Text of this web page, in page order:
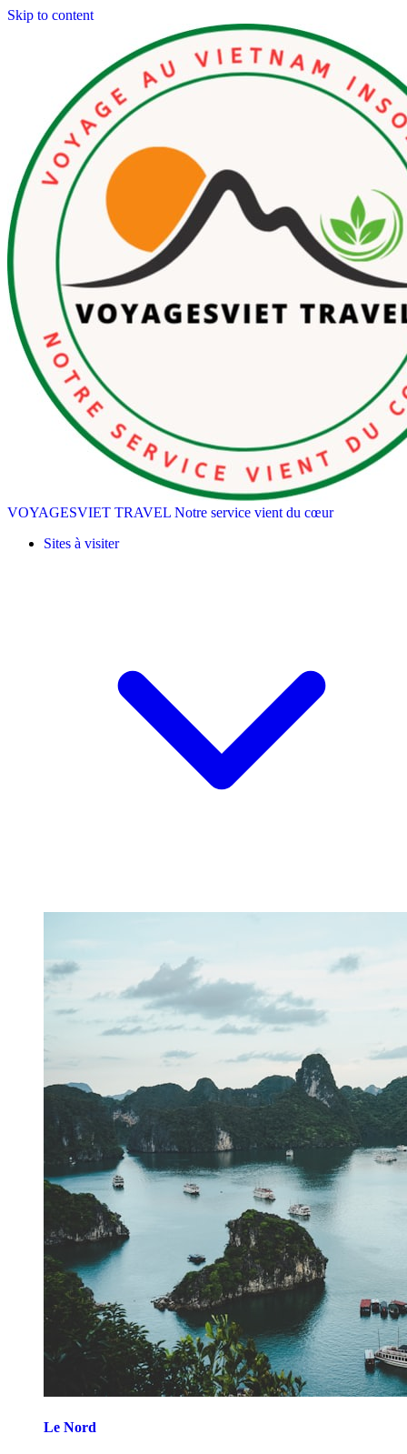
Skip to content
VOYAGESVIET TRAVEL Notre service vient du cœur
Sites à visiter
Le Nord